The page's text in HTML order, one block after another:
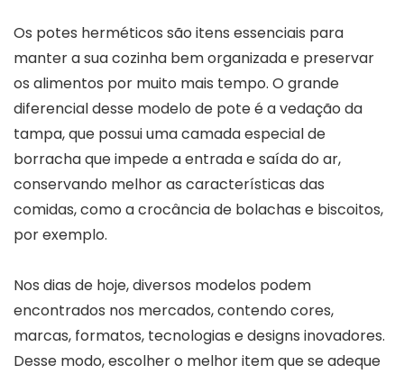
Os potes herméticos são itens essenciais para
manter a sua cozinha bem organizada e preservar
os alimentos por muito mais tempo. O grande
diferencial desse modelo de pote é a vedação da
tampa, que possui uma camada especial de
borracha que impede a entrada e saída do ar,
conservando melhor as características das
comidas, como a crocância de bolachas e biscoitos,
por exemplo.
Nos dias de hoje, diversos modelos podem
encontrados nos mercados, contendo cores,
marcas, formatos, tecnologias e designs inovadores.
Desse modo, escolher o melhor item que se adeque